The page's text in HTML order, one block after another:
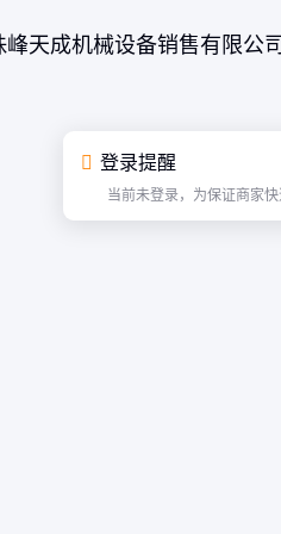
峰天成机械设备销售有限公司
登录提醒
当前未登录，为保证商家